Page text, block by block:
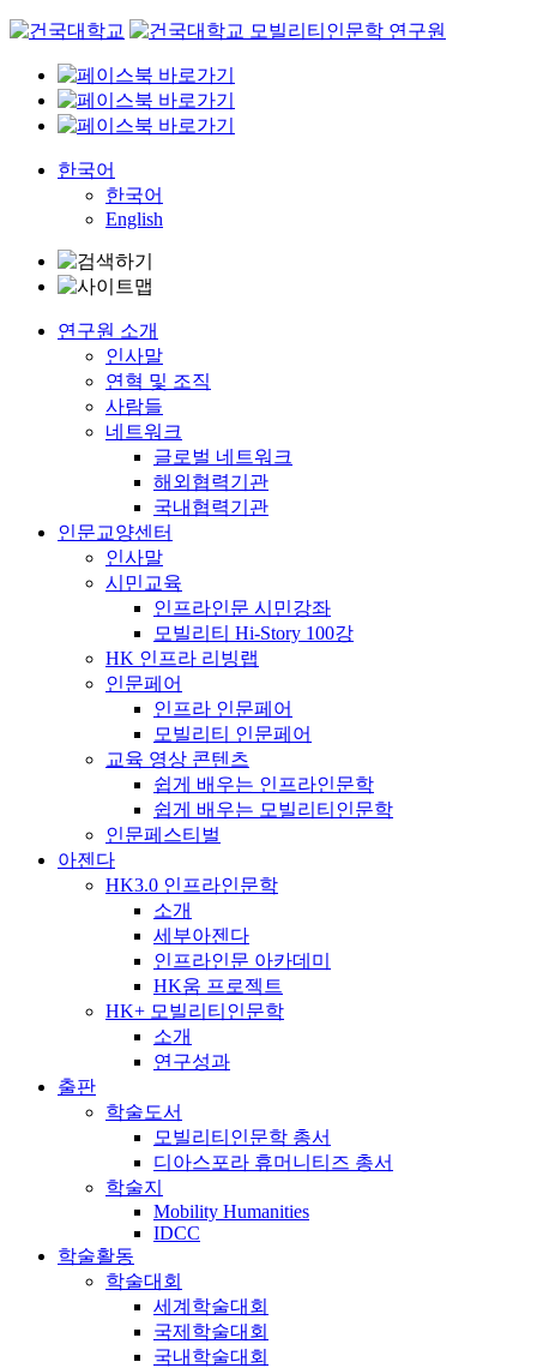
Skip
content
한국어
한국어
English
연구원 소개
인사말
연혁 및 조직
사람들
네트워크
글로벌 네트워크
해외협력기관
국내협력기관
인문교양센터
인사말
시민교육
인프라인문 시민강좌
모빌리티 Hi-Story 100강
HK 인프라 리빙랩
인문페어
인프라 인문페어
모빌리티 인문페어
교육 영상 콘텐츠
쉽게 배우는 인프라인문학
쉽게 배우는 모빌리티인문학
인문페스티벌
아젠다
HK3.0 인프라인문학
소개
세부아젠다
인프라인문 아카데미
HK움 프로젝트
HK+ 모빌리티인문학
소개
연구성과
출판
학술도서
모빌리티인문학 총서
디아스포라 휴머니티즈 총서
학술지
Mobility Humanities
IDCC
학술활동
학술대회
세계학술대회
국제학술대회
국내학술대회